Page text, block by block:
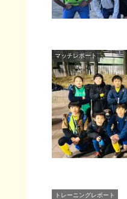
マッチレポート
トレーニングレポート